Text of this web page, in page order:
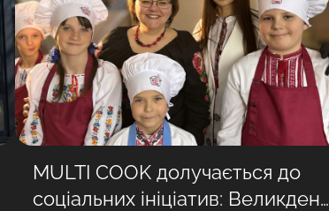
MULTI COOK долучається до
соціальних ініціатив: Великдень